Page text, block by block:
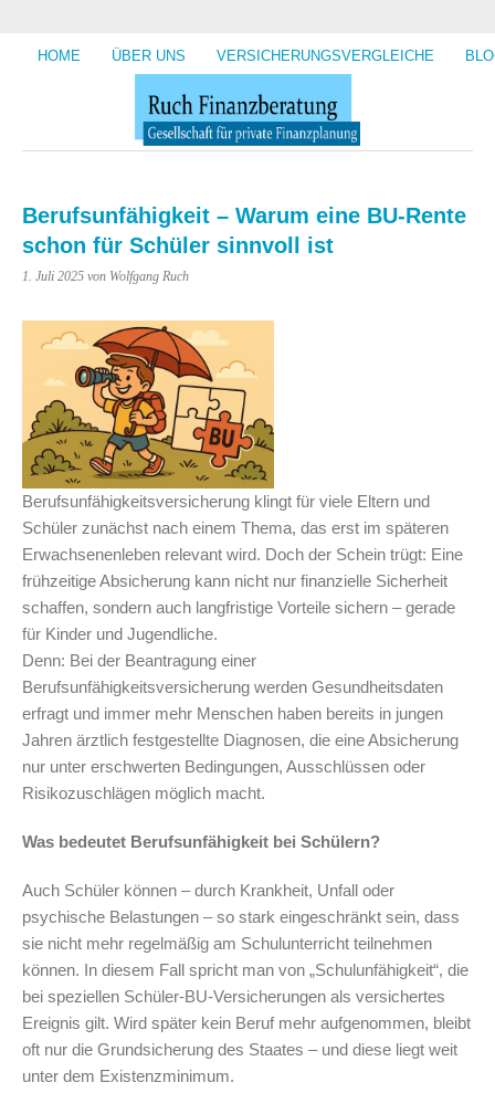
HOME ÜBER UNS VERSICHERUNGSVERGLEICHE
Berufsunfähigkeit – Warum eine BU-Rente
schon für Schüler sinnvoll ist
1. Juli 2025 von Wolfgang Ruch
Berufsunfähigkeitsversicherung klingt für viele Eltern und
Schüler zunächst nach einem Thema, das erst im späteren
Erwachsenenleben relevant wird. Doch der Schein trügt: Eine
frühzeitige Absicherung kann nicht nur finanzielle Sicherheit
schaffen, sondern auch langfristige Vorteile sichern – gerade
für Kinder und Jugendliche.
Denn: Bei der Beantragung einer
Berufsunfähigkeitsversicherung werden Gesundheitsdaten
erfragt und immer mehr Menschen haben bereits in jungen
Jahren ärztlich festgestellte Diagnosen, die eine Absicherung
nur unter erschwerten Bedingungen, Ausschlüssen oder
Risikozuschlägen möglich macht.
Was bedeutet Berufsunfähigkeit bei Schülern?
Auch Schüler können – durch Krankheit, Unfall oder
psychische Belastungen – so stark eingeschränkt sein, dass
sie nicht mehr regelmäßig am Schulunterricht teilnehmen
können. In diesem Fall spricht man von „Schulunfähigkeit“, die
bei speziellen Schüler-BU-Versicherungen als versichertes
Ereignis gilt. Wird später kein Beruf mehr aufgenommen, bleibt
oft nur die Grundsicherung des Staates – und diese liegt weit
unter dem Existenzminimum.